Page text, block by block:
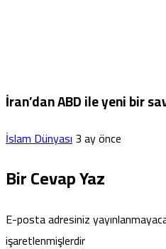
İran’dan ABD ile yeni bir
İslam Dünyası3 ay önce
Bir Cevap Yaz
E-posta adresiniz
işaretlenmişlerdir